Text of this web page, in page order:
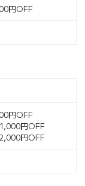
円OFF
円OFF
円OFF
円OFF